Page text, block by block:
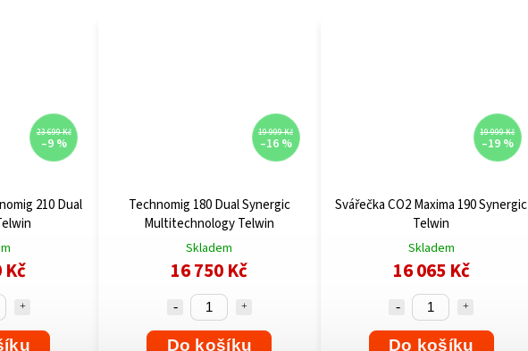
23 699 Kč
–9 %
210 Dual
Kč
19 999 Kč
–16 %
Technomig 180 Dual Synergic
Multitechnology Telwin
Skladem
16 750 Kč
Do košíku
19 999 Kč
–19 %
Svářečka CO2 Maxima 190 Synergic
Telwin
Skladem
16 065 Kč
Do košíku